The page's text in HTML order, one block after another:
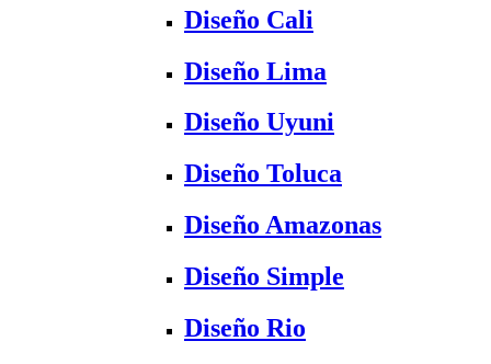
Diseño Cali
Diseño Lima
Diseño Uyuni
Diseño Toluca
Diseño Amazonas
Diseño Simple
Diseño Rio